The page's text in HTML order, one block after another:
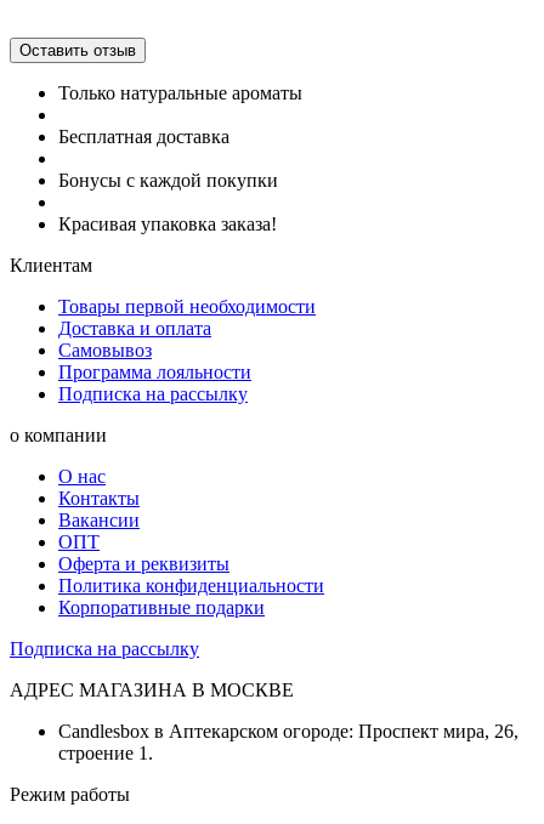
Оставить отзыв
Только натуральные ароматы
Бесплатная доставка
Бонусы с каждой покупки
Красивая упаковка заказа!
Клиентам
Товары первой необходимости
Доставка и оплата
Самовывоз
Программа лояльности
Подписка на рассылку
о компании
О нас
Контакты
Вакансии
ОПТ
Оферта и реквизиты
Политика конфиденциальности
Корпоративные подарки
Подписка на рассылку
АДРЕС МАГАЗИНА В МОСКВЕ
Candlesbox в Аптекарском огороде: Проспект мира, 26,
строение 1.
Режим работы